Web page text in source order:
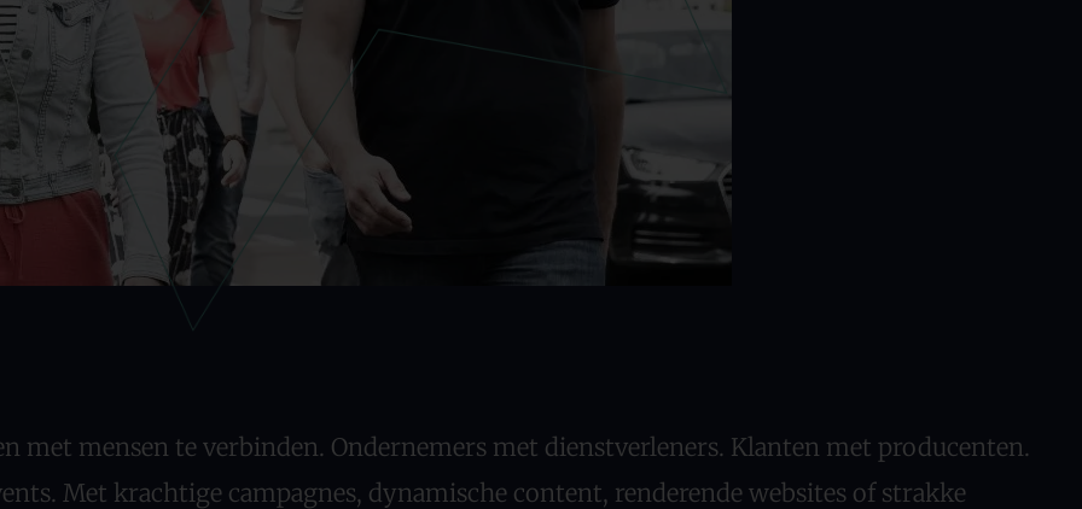
met mensen te verbinden. Ondernemers met dienstverleners. Klanten met producenten.
Met krachtige campagnes, dynamische content, renderende websites of strakke